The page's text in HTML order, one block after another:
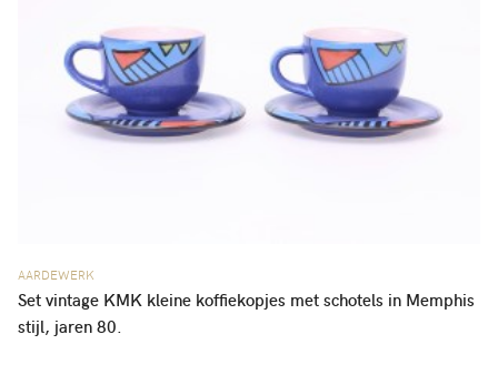
AARDEWERK
Set vintage KMK kleine koffiekopjes met schotels in Memphis
stijl, jaren 80.